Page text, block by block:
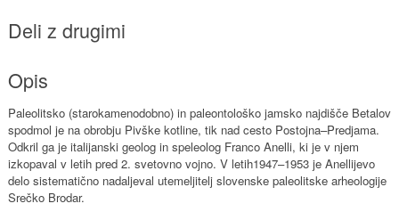
Deli z drugimi
Opis
Paleolitsko (starokamenodobno) in paleontološko jamsko najdišče Betalov
spodmol je na obrobju Pivške kotline, tik nad cesto Postojna–Predjama.
Odkril ga je italijanski geolog in speleolog Franco Anelli, ki je v njem
izkopaval v letih pred 2. svetovno vojno. V letih1947–1953 je Anellijevo
delo sistematično nadaljeval utemeljitelj slovenske paleolitske arheologije
Srečko Brodar.